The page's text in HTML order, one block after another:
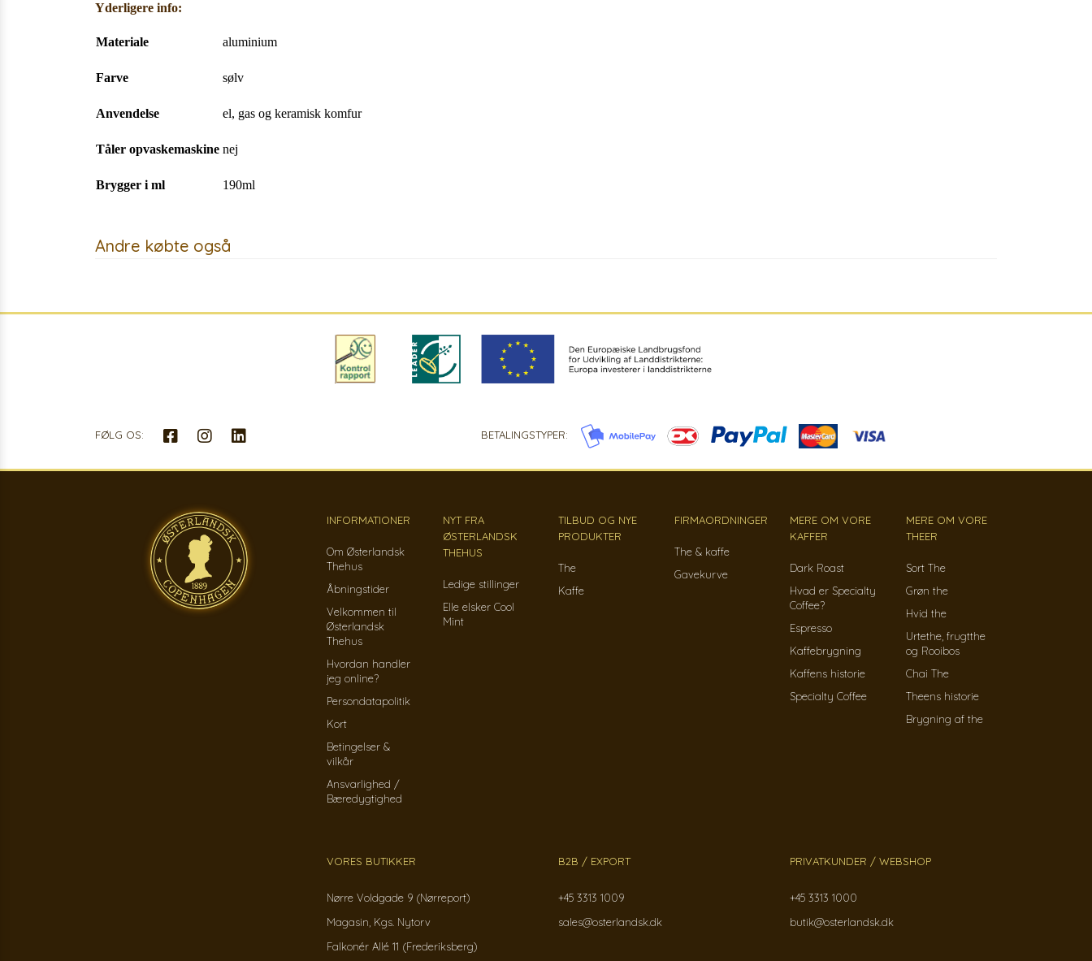
Yderligere info:
Materiale aluminium
Farve sølv
Anvendelse el, gas og keramisk komfur
Tåler opvaskemaskine nej
Brygger i ml 190ml
Andre købte også
FØLG OS: BETALINGSTYPER:
INFORMATIONER
Om Østerlandsk
Thehus
Åbningstider
Velkommen til
Østerlandsk
Thehus
Hvordan handler
jeg online?
Persondatapolitik
Kort
Betingelser &
vilkår
Ansvarlighed /
Bæredygtighed
NYT FRA
ØSTERLANDSK
THEHUS
Ledige stillinger
Elle elsker Cool
Mint
TILBUD OG NYE
PRODUKTER
The
Kaffe
FIRMAORDNINGER
The & kaffe
Gavekurve
MERE OM VORE
KAFFER
Dark Roast
Hvad er Specialty
Coffee?
Espresso
Kaffebrygning
Kaffens historie
Specialty Coffee
MERE OM VORE
THEER
Sort The
Grøn the
Hvid the
Urtethe, frugtthe
og Rooibos
Chai The
Theens historie
Brygning af the
VORES BUTIKKER
Nørre Voldgade 9 (Nørreport)
Magasin, Kgs. Nytorv
Falkonér Allé 11 (Frederiksberg)
B2B / EXPORT
+45 3313 1009
sales@osterlandsk.dk
PRIVATKUNDER / WEBSHOP
+45 3313 1000
butik@osterlandsk.dk